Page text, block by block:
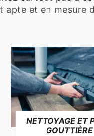
apte et en mesure
NETTOYAGE ET